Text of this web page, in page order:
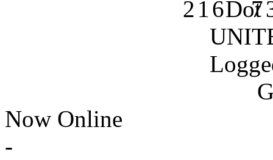
Now Online
-